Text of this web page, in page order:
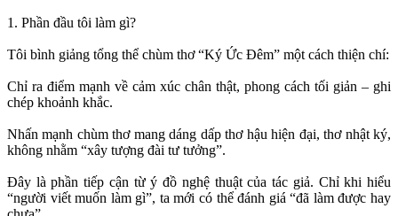
1. Phần đầu tôi làm gì?
Tôi bình giảng tổng thể chùm thơ “Ký Ức Đêm” một cách thiện chí:
Chỉ ra điểm mạnh về cảm xúc chân thật, phong cách tối giản – ghi
chép khoảnh khắc.
Nhấn mạnh chùm thơ mang dáng dấp thơ hậu hiện đại, thơ nhật ký,
không nhằm “xây tượng đài tư tưởng”.
Đây là phần tiếp cận từ ý đồ nghệ thuật của tác giả. Chỉ khi hiểu
“người viết muốn làm gì”, ta mới có thể đánh giá “đã làm được hay